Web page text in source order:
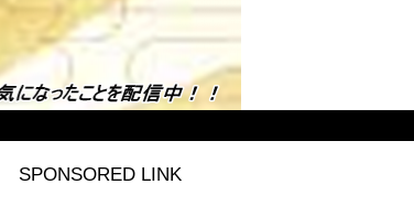
SPONSORED LINK